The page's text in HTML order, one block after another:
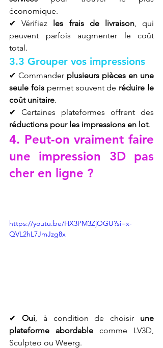
économique.
✔ Vérifiez les frais de livraison, qui
peuvent parfois augmenter le coût
total.
3.3 Grouper vos impressions
✔ Commander plusieurs pièces en une
seule fois permet souvent de réduire le
coût unitaire.
réductions pour les impressions en lot.
4. Peut-on vraiment faire
une impression 3D pas
cher en ligne ?
https://youtu.be/HX3PM3ZjOGU?si=x-
QVL2hL7JmJzg8x
✔ Oui, à condition de choisir une
plateforme abordable comme LV3D,
Sculpteo ou Weerg.